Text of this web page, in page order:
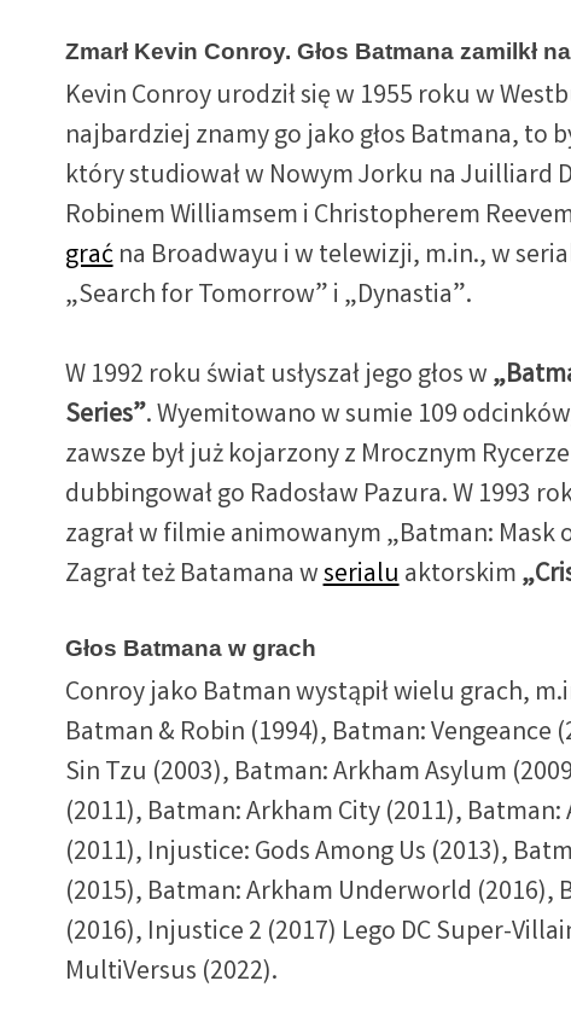
Zmarł Kevin Conroy. Głos Batmana zamilkł
Kevin Conroy urodził się w 1955 roku w
najbardziej znamy go jako głos Batmana, to
który studiował w Nowym Jorku na Juilliard
Robinem Williamsem i Christopherem
graćna Broadwayu i w telewizji, m.in., w
„Search for Tomorrow” i „Dynastia”.
W 1992 roku świat usłyszał jego głos w
Series”. Wyemitowano w sumie 109
zawsze był już kojarzony z Mrocznym
dubbingował go Radosław Pazura. W 1993
zagrał w filmie animowanym „Batman: Mask
Zagrał też Batamana wserialuaktorskim
Głos Batmana w grach
Conroy jako Batman wystąpił wielu grach,
Batman & Robin (1994), Batman: Vengeance
Sin Tzu (2003), Batman: Arkham Asylum
(2011), Batman: Arkham City (2011),
(2011), Injustice: Gods Among Us (2013),
(2015), Batman: Arkham Underworld (2016),
(2016), Injustice 2 (2017) Lego DC Super-
MultiVersus (2022).